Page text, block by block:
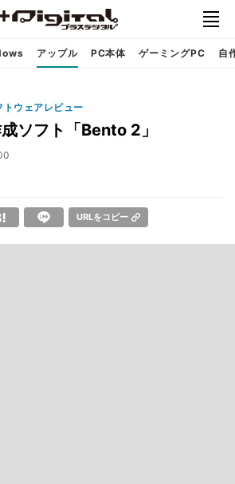
アップル PC本体 ゲーミングPC 自
ウェアレビュー
ソフト「Bento 2」
URLをコピー